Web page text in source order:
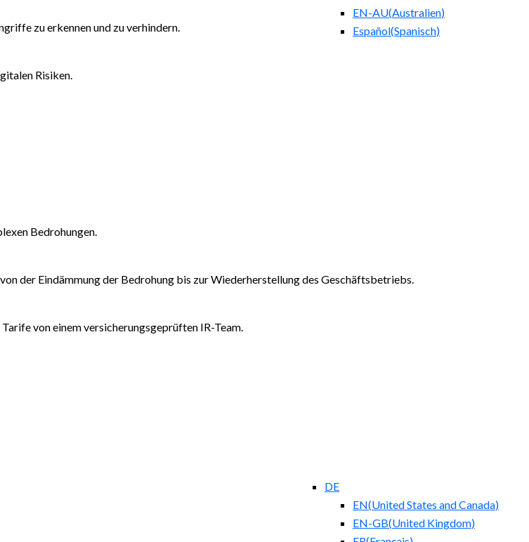
EN-AU(Australien)
Español(Spanisch)
zu erkennen und zu verhindern.
Risiken.
Bedrohungen.
der Eindämmung der Bedrohung bis zur Wiederherstellung des Geschäftsbetriebs.
von einem versicherungsgeprüften IR-Team.
DE
EN(United States and Canada)
EN-GB(United Kingdom)